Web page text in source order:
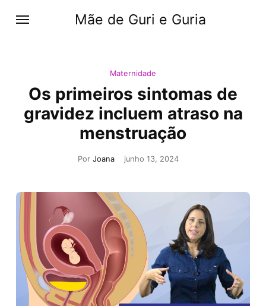
Mãe de Guri e Guria
Maternidade
Os primeiros sintomas de
gravidez incluem atraso na
menstruação
Por Joana junho 13, 2024